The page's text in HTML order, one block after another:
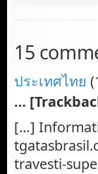
15
ประเทศไทย
…
[…]
travesti-